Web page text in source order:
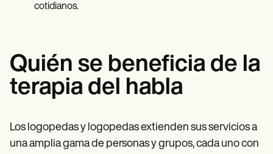
cotidianos.
Quién se beneficia de la
terapia del habla
Los logopedas y logopedas extienden sus servicios a
una amplia gama de personas y grupos, cada uno con